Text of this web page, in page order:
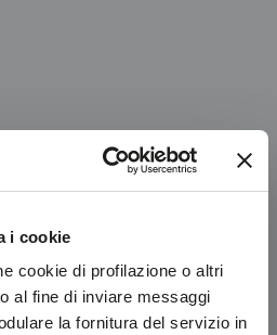
i cookie
cookie di profilazione o altri
al fine di inviare messaggi
la fornitura del servizio in